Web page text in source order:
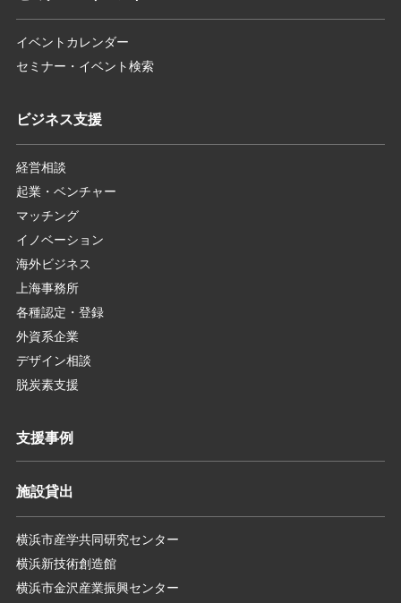
イベントカレンダー
セミナー・イベント検索
ビジネス支援
経営相談
起業・ベンチャー
マッチング
イノベーション
海外ビジネス
上海事務所
各種認定・登録
外資系企業
デザイン相談
脱炭素支援
支援事例
施設貸出
横浜市産学共同研究センター
横浜新技術創造館
横浜市金沢産業振興センター